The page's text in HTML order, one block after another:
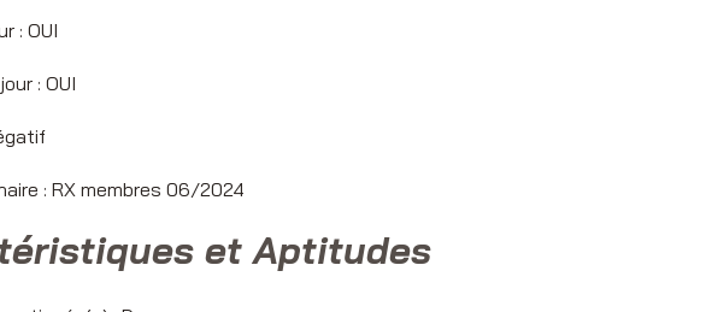
: OUI
: OUI
: RX membres 06/2024
et Aptitudes